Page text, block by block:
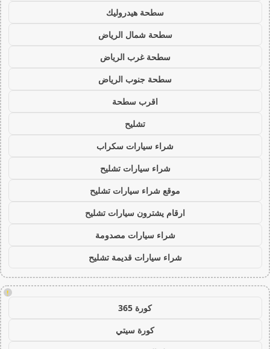
سطحة هيدروليك
سطحة شمال الرياض
سطحة غرب الرياض
سطحة جنوب الرياض
اقرب سطحة
تشليح
شراء سيارات سكراب
شراء سيارات تشليح
موقع شراء سيارات تشليح
ارقام يشترون سيارات تشليح
شراء سيارات مصدومة
شراء سيارات قديمة تشليح
!
كورة 365
كورة سيتي